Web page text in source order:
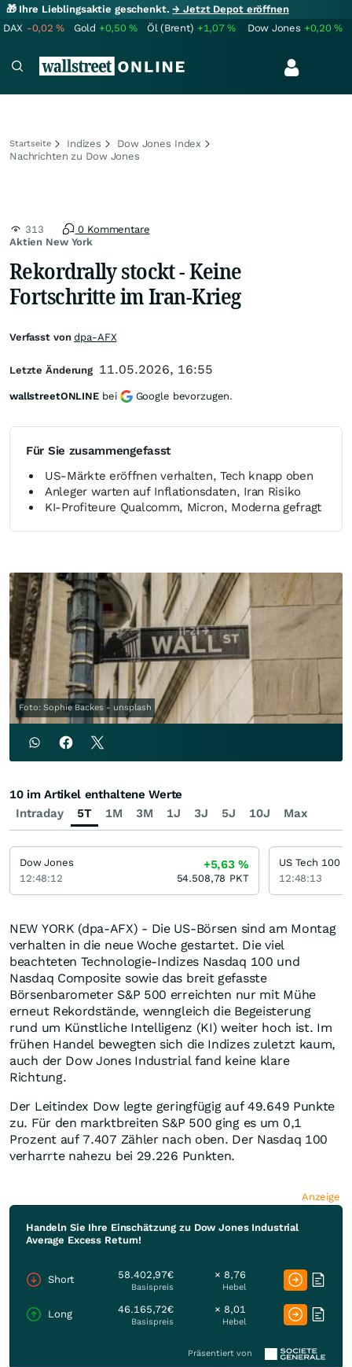
🎁 Ihre Lieblingsaktie geschenkt.→ Jetzt Depot eröffnen
DAX -0,02% Gold +0,50% Öl (Brent) +1,07% Dow Jones +0,20%
Startseite Indizes
Dow Jones Index
Nachrichten zu Dow Jones
Aktien New York
313 0 Kommentare
Rekordrally stockt - Keine
Fortschritte im Iran-Krieg
Für Sie zusammengefasst
US-Märkte eröffnen verhalten, Tech knapp oben
Anleger warten auf Inflationsdaten, Iran Risiko
KI-Profiteure Qualcomm, Micron, Moderna gefragt
Foto: Sophie Backes - unsplash
NEW YORK (dpa-AFX) - Die US-Börsen sind am Montag
verhalten in die neue Woche gestartet. Die viel
beachteten Technologie-Indizes Nasdaq 100 und
Nasdaq Composite sowie das breit gefasste
Börsenbarometer S&P 500 erreichten nur mit Mühe
erneut Rekordstände, wenngleich die Begeisterung
rund um Künstliche Intelligenz (KI) weiter hoch ist. Im
frühen Handel bewegten sich die Indizes zuletzt kaum,
auch der Dow Jones Industrial fand keine klare
Richtung.
Der Leitindex Dow legte geringfügig auf 49.649 Punkte
zu. Für den marktbreiten S&P 500 ging es um 0,1
Prozent auf 7.407 Zähler nach oben. Der Nasdaq 100
verharrte nahezu bei 29.226 Punkten.
Anzeige
Handeln Sie Ihre Einschätzung zu Dow Jones Industrial
Average Excess Return!
Short 58.402,97€
Basispreis
× 8,76
Hebel
Long 46.165,72€
Basispreis
× 8,01
Hebel
Präsentiert von
Verfasst vondpa-AFX
Letzte Änderung 11.05.2026, 16:55
wallstreetONLINE bei Google bevorzugen.
Intraday 5T 1M 3M 1J 3J 5J 10J Max
10 im Artikel enthaltene Werte
Dow Jones
12:48:12
+5,63%
54.508,78 PKT
US Tech 100
12:48:13